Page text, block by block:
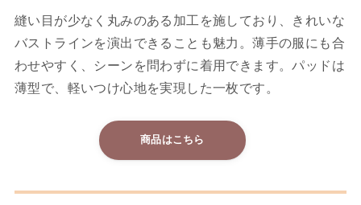
縫い目が少なく丸みのある加工を施しており、きれいな
バストラインを演出できることも魅力。薄手の服にも合
わせやすく、シーンを問わずに着用できます。パッドは
薄型で、軽いつけ心地を実現した一枚です。
商品はこちら